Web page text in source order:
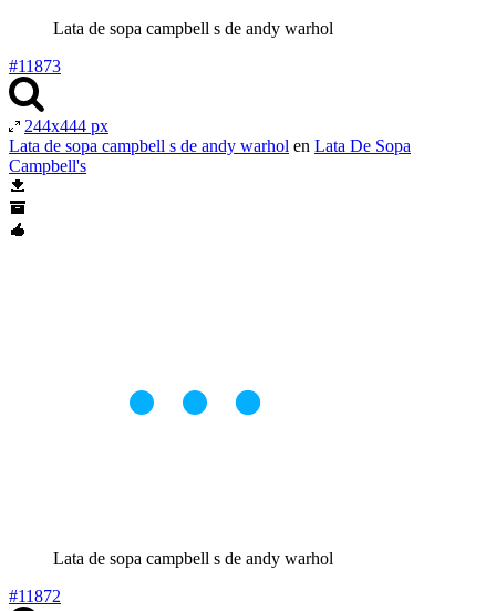
Lata de sopa campbell s de andy warhol
#11873
244x444 px
Lata de sopa campbell s de andy warhol en Lata De Sopa
Campbell's
Lata de sopa campbell s de andy warhol
#11872